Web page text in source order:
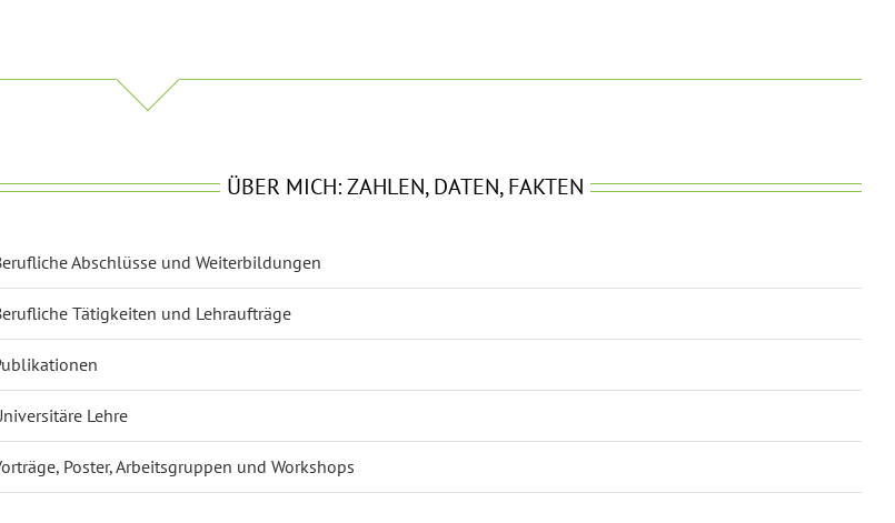
ÜBER MICH: ZAHLEN, DATEN, FAKTEN
Abschlüsse und Weiterbildungen
Tätigkeiten und Lehraufträge
Lehre
Poster, Arbeitsgruppen und Workshops